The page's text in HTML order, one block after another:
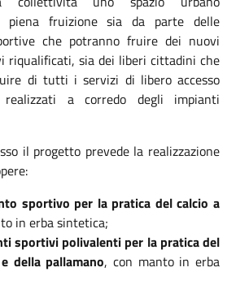
piena fruizione sia da parte delle
che potranno fruire dei nuovi
riqualificati, sia dei liberi cittadini che
di tutti i servizi di libero accesso
a corredo degli impianti
il progetto prevede la realizzazione
sportivo per la pratica del calcio a
in erba sintetica;
sportivi polivalenti per la pratica del
della pallamano,con manto in erba